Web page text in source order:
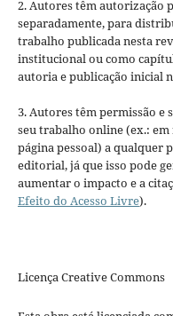
2. Autores têm autorização
separadamente, para
trabalho publicada nesta
institucional ou como
autoria e publicação inicial
3. Autores têm permissão
seu trabalho online (ex.:
página pessoal) a qualquer
editorial, já que isso pode
aumentar o impacto e a
Efeito do Acesso Livre).
Licença Creative Commons